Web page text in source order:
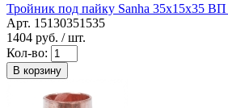
Тройник под пайку Sanha 35x15x35 ВП
Арт. 15130351535
1404 руб. / шт.
Кол-во:
В корзину